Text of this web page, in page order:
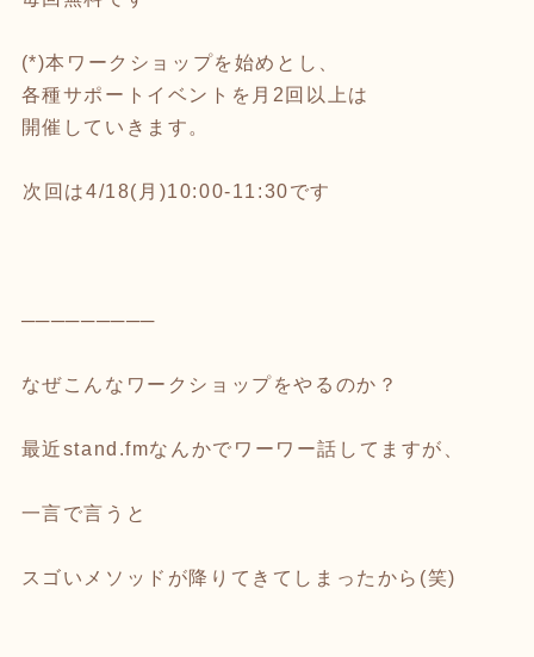
(*)本ワークショップを始めとし、
各種サポートイベントを月2回以上は
開催していきます。
⁡次回は4/18(月)10:00-11:30です
─────────
なぜこんなワークショップをやるのか？
最近stand.fmなんかでワーワー話してますが、
一言で言うと
スゴいメソッドが降りてきてしまったから(笑)